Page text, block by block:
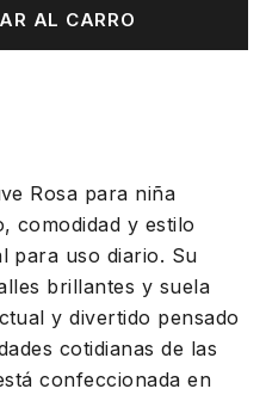
AL CARRO
Rosa para niña
comodidad y estilo
para uso diario. Su
brillantes y suela
y divertido pensado
cotidianas de las
confeccionada en